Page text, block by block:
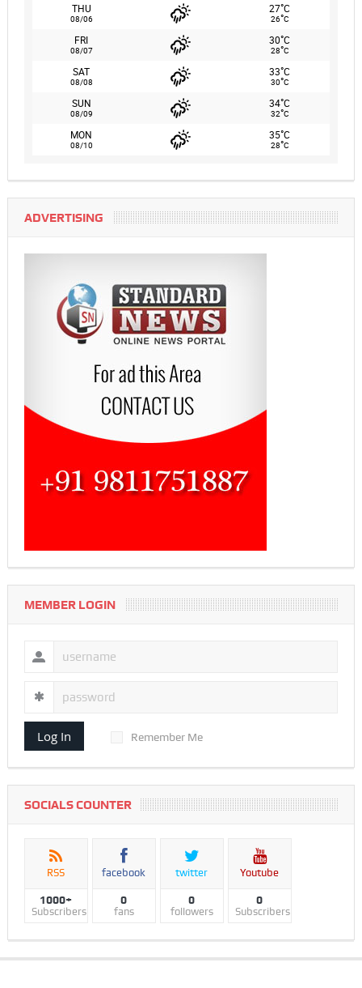
THU
08/06
27°C
26°C
FRI
08/07
30°C
28°C
SAT
08/08
33°C
30°C
SUN
08/09
34°C
32°C
MON
08/10
35°C
28°C
ADVERTISING
MEMBER LOGIN
Log In Remember Me
SOCIALS COUNTER
RSS
1000+
Subscribers
facebook
0
fans
twitter
0
followers
Youtube
0
Subscribers